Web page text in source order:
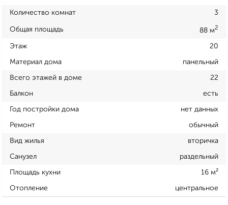
Количество комнат 3
Общая площадь 88 м2
Этаж 20
Материал дома панельный
Всего этажей в доме 22
Балкон есть
Год постройки дома нет данных
Ремонт обычный
Вид жилья вторичка
Санузел раздельный
Площадь кухни 16 м²
Отопление центральное